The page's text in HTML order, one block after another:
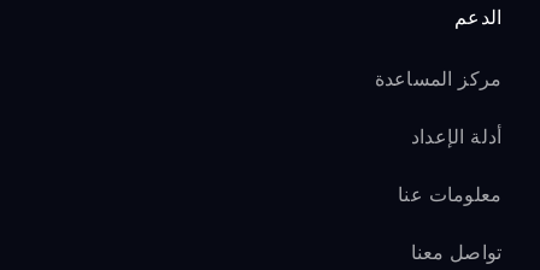
الدعم
مركز المساعدة
أدلة الإعداد
معلومات عنا
تواصل معنا